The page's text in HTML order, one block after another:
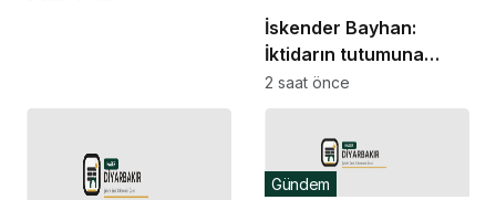
İskender Bayhan:
İktidarın tutumuna
rağmen Türkiye’de
kalıcı barışın
sağlanması ve Kürt
sorununun demokratik
çözümünü
2 saat önce
Gündem